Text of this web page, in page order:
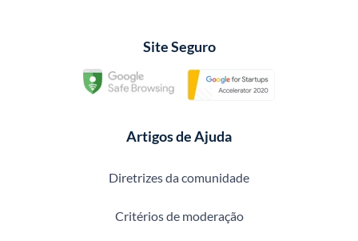
Site Seguro
Artigos de Ajuda
Diretrizes da comunidade
Critérios de moderação